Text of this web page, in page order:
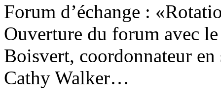
Forum d’échange :
Ouverture du forum avec
Boisvert, coordonnateur
Cathy Walker…